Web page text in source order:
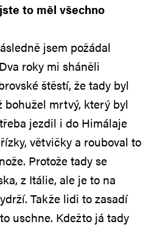
to měl všechno
jsem požádal
roky mi sháněli
štěstí, že tady byl
bohužel mrtvý, který byl
jezdil i do Himálaje
větvičky a rouboval to
Protože tady se
z Itálie, ale je to na
Takže lidi to zasadí
uschne. Kdežto já tady